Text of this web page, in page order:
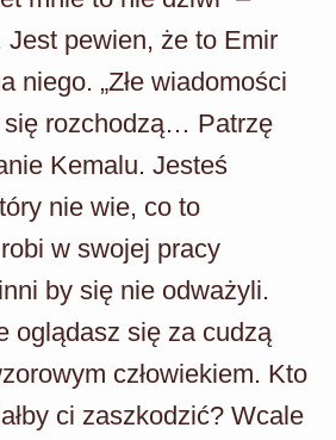
Jest pewien, że to Emir
niego. „Złe wiadomości
się rozchodzą… Patrzę
Kemalu. Jesteś
nie wie, co to
w swojej pracy
by się nie odważyli.
oglądasz się za cudzą
człowiekiem. Kto
ci zaszkodzić? Wcale